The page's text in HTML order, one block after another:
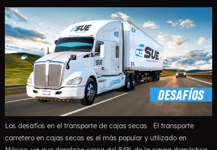
Los desafíos en el transporte de cajas secas El transporte
carretero en cajas secas es el más popular y utilizado en